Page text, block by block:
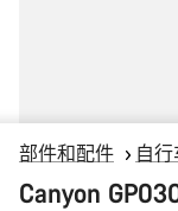
部件和配件 自
Canyon